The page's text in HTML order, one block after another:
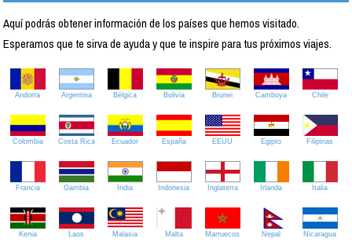
Aquí podrás obtener información de los países que hemos visitado.
Esperamos que te sirva de ayuda y que te inspire para tus próximos viajes.
Andorra Argentina Bélgica Bolivia Brunei Camboya Chile
Colombia Costa Rica Ecuador España EEUU Egipto Filipinas
Francia Gambia India Indonesia Inglaterra Irlanda Italia
Kenia Laos Malasia Malta Marruecos Nepal Nicaragua